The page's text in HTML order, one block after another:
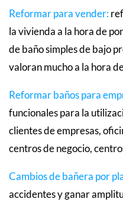
Reformar para vender:
la vivienda a la hora de
de baño simples de bajo
valoran mucho a la hora
Reformar baños para
funcionales para la
clientes de empresas,
centros de negocio,
Cambios de bañera por
accidentes y ganar